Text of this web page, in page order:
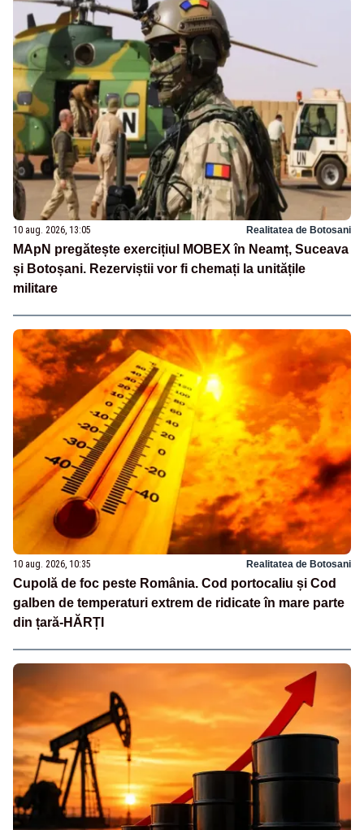
10 aug. 2026, 13:05 Realitatea de Botosani
MApN pregătește exercițiul MOBEX în Neamț, Suceava
și Botoșani. Rezerviștii vor fi chemați la unitățile
militare
10 aug. 2026, 10:35 Realitatea de Botosani
Cupolă de foc peste România. Cod portocaliu și Cod
galben de temperaturi extrem de ridicate în mare parte
din țară-HĂRȚI